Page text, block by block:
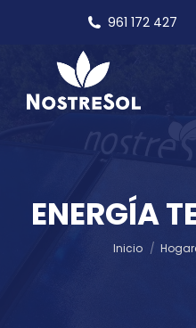
961 172 427
ENERGÍA
Inicio